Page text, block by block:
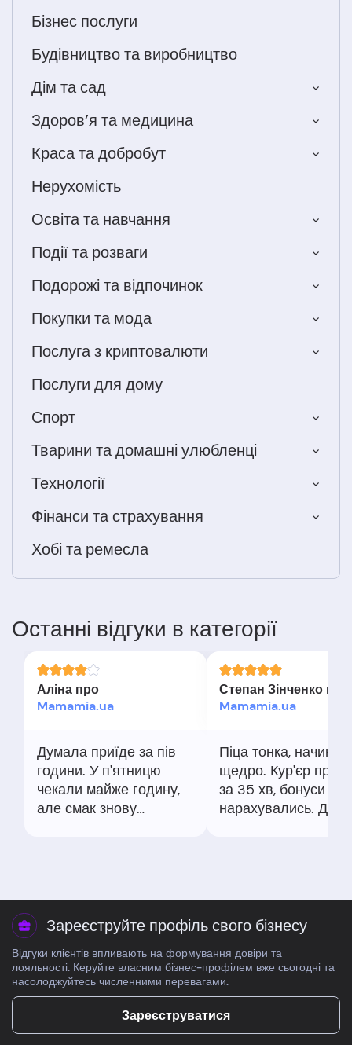
Бізнес послуги
Будівництво та виробництво
Дім та сад
Здоров’я та медицина
Краса та добробут
Нерухомість
Освіта та навчання
Події та розваги
Подорожі та відпочинок
Покупки та мода
Послуга з криптовалюти
Послуги для дому
Спорт
Тварини та домашні улюбленці
Технології
Фінанси та страхування
Хобі та ремесла
Останні відгуки в категорії
Аліна про
Mamamia.ua
Думала приїде за пів
години. У п'ятницю
чекали майже годину,
але смак знову
Степан Зінченко про
Mamamia.ua
Піца тонка, начинки
щедро. Кур'єр
за 35 хв, бонуси
нарахувались. Для
Зареєструйте профіль свого бізнесу
Відгуки клієнтів впливають на формування довіри та
лояльності. Керуйте власним бізнес-профілем вже сьогодні та
насолоджуйтесь численними перевагами.
Зареєструватися